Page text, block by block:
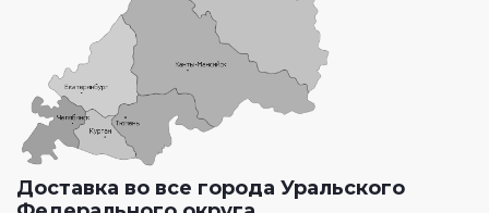
Доставка во все города Уральского